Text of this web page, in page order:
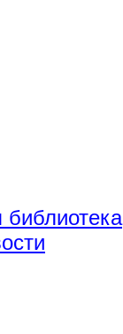
библиотека